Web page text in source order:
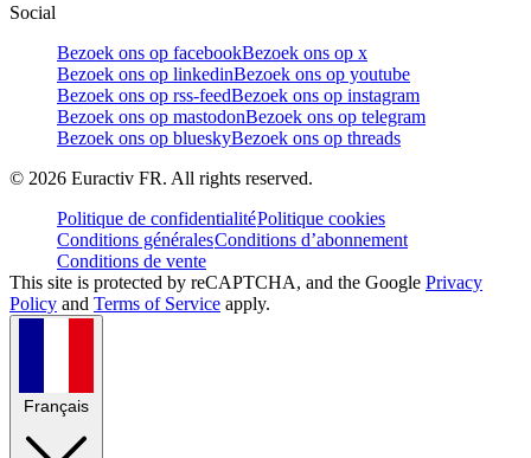
Social
Bezoek ons op facebookBezoek ons op x
Bezoek ons op linkedinBezoek ons op youtube
Bezoek ons op rss-feedBezoek ons op instagram
Bezoek ons op mastodonBezoek ons op telegram
Bezoek ons op blueskyBezoek ons op threads
© 2026 Euractiv FR. All rights reserved.
Politique de confidentialitéPolitique cookies
Conditions généralesConditions d’abonnement
Conditions de vente
This site is protected by reCAPTCHA, and the Google Privacy
Policy and Terms of Service apply.
Français